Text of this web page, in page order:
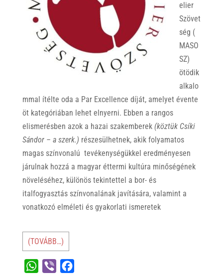
elier
Szövet
ség (
MASO
SZ)
ötödik
alkalo
mmal ítélte oda a Par Excellence díját, amelyet évente
öt kategóriában lehet elnyerni. Ebben a rangos
elismerésben azok a hazai szakemberek (köztük Csíki
Sándor – a szerk.) részesülhetnek, akik folyamatos
magas színvonalú tevékenységükkel eredményesen
járulnak hozzá a magyar éttermi kultúra minőségének
növeléséhez, különös tekintettel a bor- és
italfogyasztás színvonalának javítására, valamint a
vonatkozó elméleti és gyakorlati ismeretek
(TOVÁBB…)